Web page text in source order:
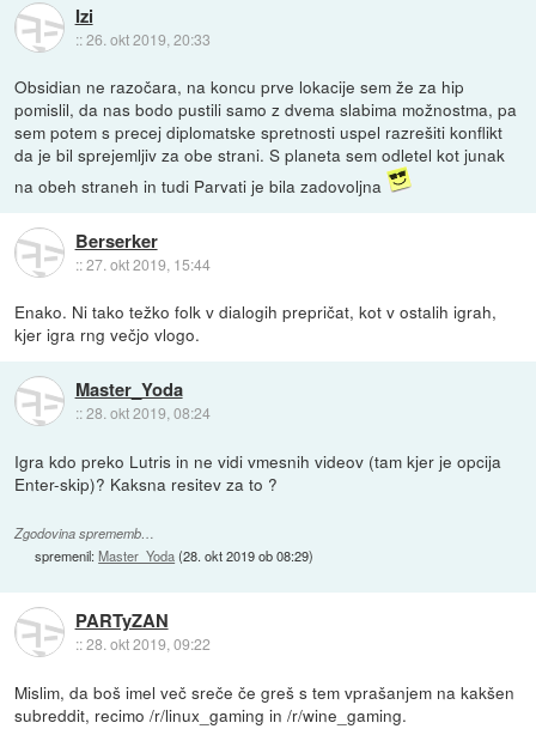
Izi
::26. okt 2019, 20:33
Obsidian ne razočara, na koncu prve lokacije sem že za hip
pomislil, da nas bodo pustili samo z dvema slabima možnostma, pa
sem potem s precej diplomatske spretnosti uspel razrešiti konflikt
da je bil sprejemljiv za obe strani. S planeta sem odletel kot junak
na obeh straneh in tudi Parvati je bila zadovoljna
Berserker
::27. okt 2019, 15:44
Enako. Ni tako težko folk v dialogih prepričat, kot v ostalih igrah,
kjer igra rng večjo vlogo.
Master_Yoda
::28. okt 2019, 08:24
Igra kdo preko Lutris in ne vidi vmesnih videov (tam kjer je opcija
Enter-skip)? Kaksna resitev za to ?
Zgodovina sprememb…
spremenil:Master_Yoda(28. okt 2019 ob 08:29)
PARTyZAN
::28. okt 2019, 09:22
Mislim, da boš imel več sreče če greš s tem vprašanjem na kakšen
subreddit, recimo /r/linux_gaming in /r/wine_gaming.